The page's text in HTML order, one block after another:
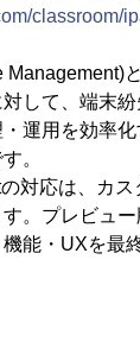
classroom/
して、端末
運用を効率
。
対応は、カス
。プレビュー
能・UXを最